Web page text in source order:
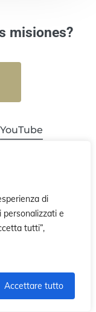
di
e
tutti”,
Accettare tutto
misiones?
YouTube